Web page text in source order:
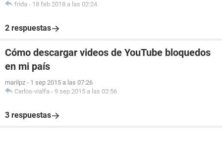
frida - 18 feb 2018 a las 02:24
2 respuestas
Cómo descargar videos de YouTube bloquedos
en mi país
marilpz - 1 sep 2015 a las 07:26
Carlos-vialfa - 9 sep 2015 a las 02:56
3 respuestas